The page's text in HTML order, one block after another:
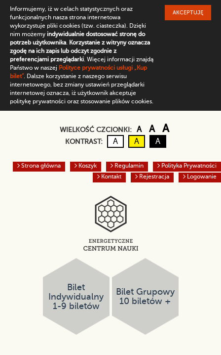
Informujemy, iż w celach statystycznych oraz
funkcjonalnych nasza strona internetowa
wykorzystuje pliki cookies (tzw. ciasteczka). Dzięki
nim możemy indywidualnie dostosować stronę do
potrzeb użytkownika. Korzystanie z witryny oznacza
zgodę na ich zapis lub odczyt zgodnie z
preferencjami przeglądarki. Więcej informacji znajdą
Państwo w naszej Polityce prywatności usługi „Kup
bilet”. Dalsze korzystanie z naszego serwisu
internetowego, bez zmiany ustawień przeglądarki
internetowej oznacza, iż użytkownik akceptuje
politykę prywatności oraz stosowanie plików cookies.
AKCEPTUJĘ
WIELKOŚĆ CZCIONKI: A Domyślny rozmiar
AWiększa
A
KONTRAST: AKontrast domyślny
ACzarny tekst na
ABiały tekst na
Strona główna Koszyk Regulamin
Polityka Prywatności
Kontakt
Rejestracja Logowanie
Bilet
Indywidualny
1-9 biletów
Bilet Grupowy
10 biletów +